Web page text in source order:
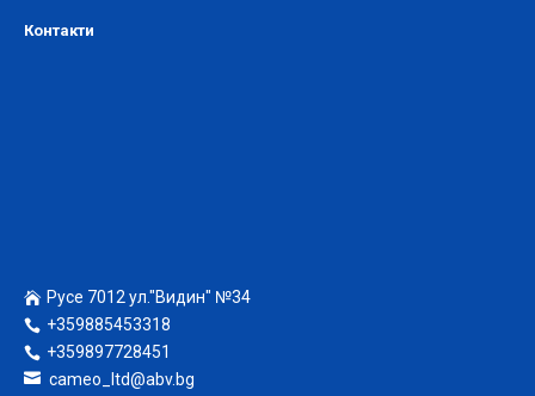
Контакти
Русе 7012 ул."Видин" №34
+359885453318
+359897728451
cameo_ltd@abv.bg